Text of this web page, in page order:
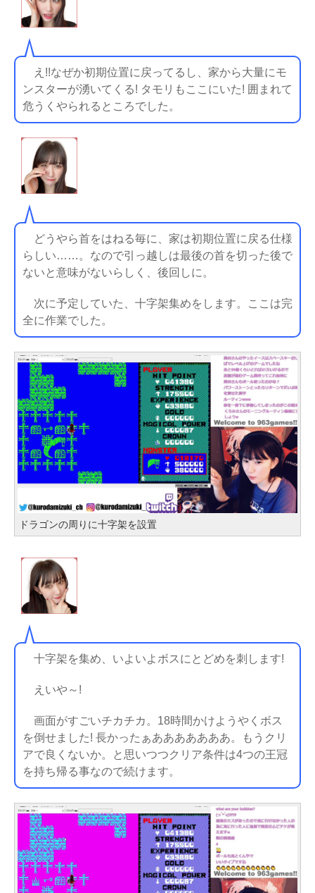
え!!なぜか初期位置に戻ってるし、家から大量にモ
ンスターが湧いてくる! タモリもここにいた! 囲まれて
危うくやられるところでした。
どうやら首をはねる毎に、家は初期位置に戻る仕様
らしい……。なので引っ越しは最後の首を切った後で
ないと意味がないらしく、後回しに。
次に予定していた、十字架集めをします。ここは完
全に作業でした。
ドラゴンの周りに十字架を設置
十字架を集め、いよいよボスにとどめを刺します!
えいや～!
画面がすごいチカチカ。18時間かけようやくボス
を倒せました! 長かったぁあああああああ。もうクリ
アで良くないか。と思いつつクリア条件は4つの王冠
を持ち帰る事なので続けます。